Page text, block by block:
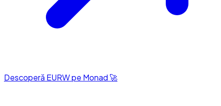
Descoperă EURW pe Monad 🚀